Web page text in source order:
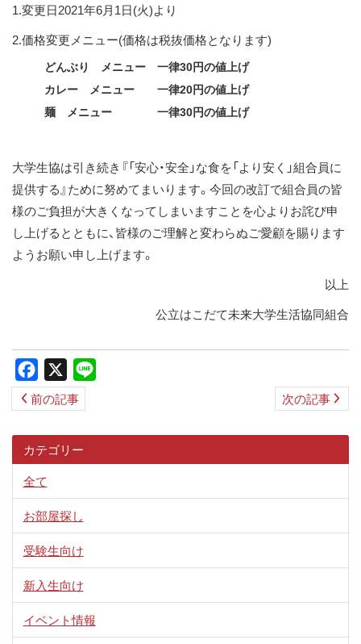
1.変更日2021年6月1日(火)より
2.価格変更メニュー(価格は税抜価格となります)
どんぶり メニュー 一律30円の値上げ
カレー メニュー 一律20円の値上げ
麺 メニュー 一律30円の値上げ
大学生協は引き続き『「安心・安全」な食を「より安く」組合員に
提供する』ために努めてまいります。今回の改訂で組合員の皆
様のご負担が大きくなってしまいますことを心よりお詫び申
し上げるとともに、皆様のご理解と変わらぬご愛顧を賜ります
ようお願い申し上げます。
以上
公立はこだて未来大学生活協同組合
Facebook
前の記事 次の記事
カテゴリー
全て
お部屋探し
受験生向け
新入生向け
イベント情報